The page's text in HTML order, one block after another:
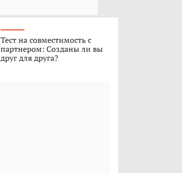
Тест на совместимость с
партнером: Созданы ли вы
друг для друга?